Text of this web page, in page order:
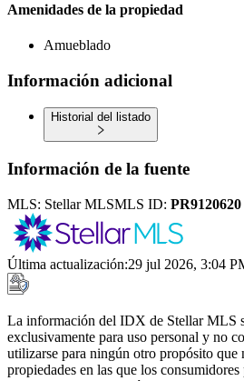
Amenidades de la propiedad
Amueblado
Información adicional
Historial del listado
Información de la fuente
MLS: Stellar MLSMLS ID: PR9120620
Última actualización:29 jul 2026, 3:04
La información del IDX de Stellar MLS
exclusivamente para uso personal y no
utilizarse para ningún otro propósito que
propiedades en las que los consumidores